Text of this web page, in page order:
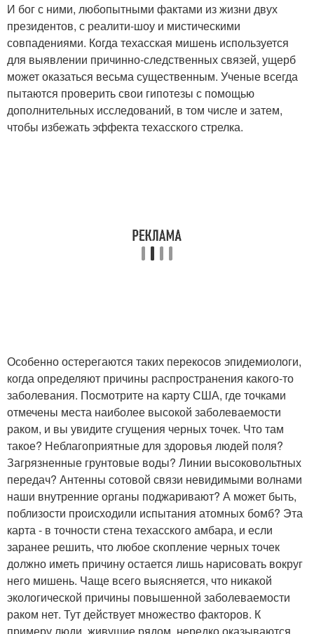
И бог с ними, любопытными фактами из жизни двух
президентов, с реалити-шоу и мистическими
совпадениями. Когда техасская мишень используется
для выявлении причинно-следственных связей, ущерб
может оказаться весьма существенным. Ученые всегда
пытаются проверить свои гипотезы с помощью
дополнительных исследований, в том числе и затем,
чтобы избежать эффекта техасского стрелка.
Особенно остерегаются таких перекосов эпидемиологи,
когда определяют причины распространения какого-то
заболевания. Посмотрите на карту США, где точками
отмечены места наиболее высокой заболеваемости
раком, и вы увидите сгущения черных точек. Что там
такое? Неблагоприятные для здоровья людей поля?
Загрязненные грунтовые воды? Линии высоковольтных
передач? Антенны сотовой связи невидимыми волнами
наши внутренние органы поджаривают? А может быть,
поблизости происходили испытания атомных бомб? Эта
карта - в точности стена техасского амбара, и если
заранее решить, что любое скопление черных точек
должно иметь причину остается лишь нарисовать вокруг
него мишень. Чаще всего выясняется, что никакой
экологической причины повышенной заболеваемости
раком нет. Тут действует множество факторов. К